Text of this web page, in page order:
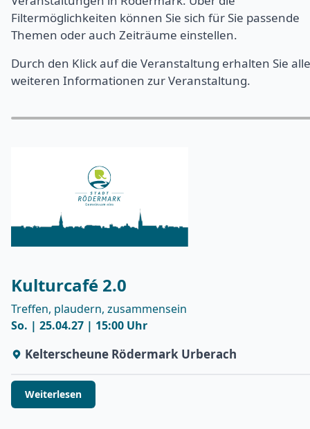
Filtermöglichkeiten können Sie sich für Sie passende
Themen oder auch Zeiträume einstellen.
Durch den Klick auf die Veranstaltung erhalten Sie alle
weiteren Informationen zur Veranstaltung.
Kulturcafé 2.0
Treffen, plaudern, zusammensein
So. | 25.04.27 | 15:00 Uhr
Kelterscheune Rödermark Urberach
Weiterlesen